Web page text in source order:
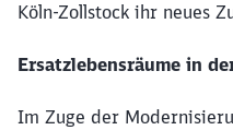
Köln-Zollstock ihr neues
Ersatzlebensräume in
Im Zuge der